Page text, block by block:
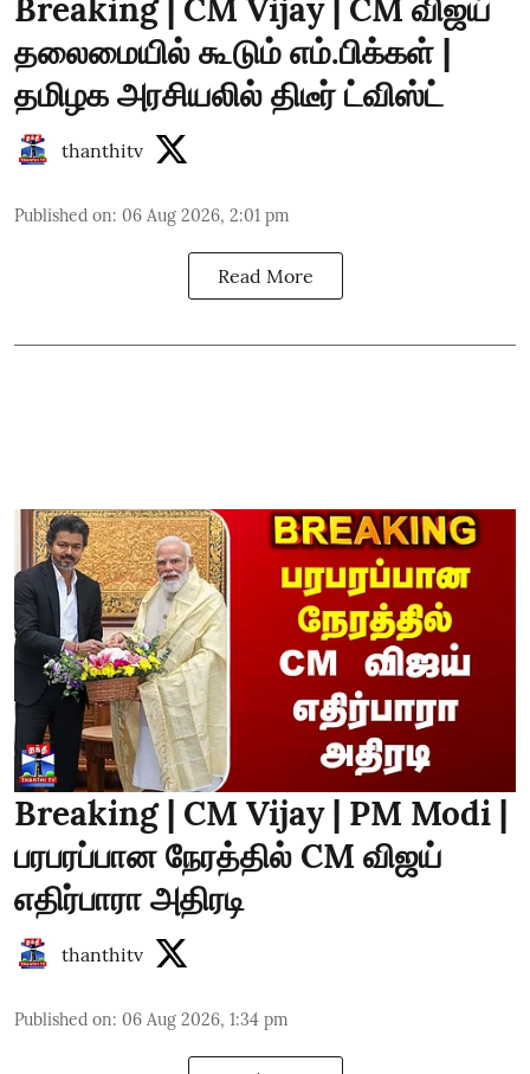
Breaking | CM Vijay | CM விஜய்
தலைமையில் கூடும் எம்.பிக்கள் |
தமிழக அரசியலில் திடீர் ட்விஸ்ட்
thanthitv
Published on: 06 Aug 2026, 2:01 pm
Read More
Breaking | CM Vijay | PM Modi |
பரபரப்பான நேரத்தில் CM விஜய்
எதிர்பாரா அதிரடி
thanthitv
Published on: 06 Aug 2026, 1:34 pm